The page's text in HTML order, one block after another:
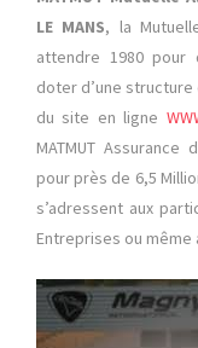
LE MANS, la
attendre 1980 pour
doter d’une structure
du site en ligne
MATMUT
pour près de 6,5
s’adressent aux
Entreprises ou même